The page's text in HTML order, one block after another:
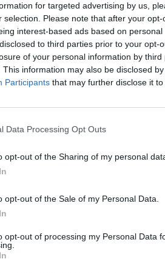
for targeted advertising by us,
selection. Please note that after your
interest-based ads based on
to third parties prior to your opt-
of your personal information by third
This information may also be disclosed
Participants that may further disclose it
Data Processing Opt Outs
opt-out of the Sharing of my personal
opt-out of the Sale of my Personal Data.
opt-out of processing my Personal Data
da taluni condotta a
La furia di certa ideologia
della realtà, arrivando
alcune lampanti
riscontro nella nostra
riconosce i diritti della
fondata sul matrimonio»,
affrontare la dittatura del
progetti da attuare. Lo
- come Voi - ci hanno
ringraziamento. La storia
chiameranno papisti,
fieri di non aver paura di dirci
padri, di essere per la vita.
Trump, Meloni e
americana